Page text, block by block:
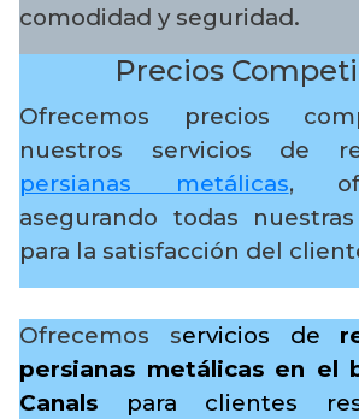
comodidad y seguridad.
Precios
Ofrecemos precios
nuestros servicios de
persianas metálicas,
asegurando todas
para la satisfacción del
Ofrecemos servicios de
persianas metálicas en el
Canals para clientes